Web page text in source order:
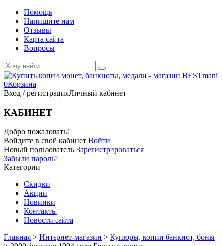
Помощь
Напишите нам
Отзывы
Карта сайта
Вопросы
0Корзина
Вход / регистрацияЛичный кабинет
КАБИНЕТ
Добро пожаловать!
Войдите в свой кабинет Войти
Новый пользователь Зарегистрироваться
Забыли пароль?
Категории
Скидки
Акции
Новинки
Контакты
Новости сайта
Главная > Интернет-магазин > Купюры, копии банкнот, боны